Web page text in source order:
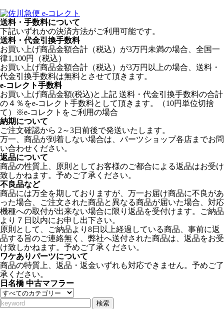
送料・手数料について
下記いずれかの決済方法がご利用可能です。
送料・代金引換手数料
お買い上げ商品金額合計（税込）が3万円未満の場合、全国一
律1,100円（税込）
お買い上げ商品金額合計（税込）が3万円以上の場合、送料・
代金引換手数料は無料とさせて頂きます。
e-コレクト手数料
お買い上げ商品金額(税込)と上記 送料・代金引換手数料の合計
の４％をe-コレクト手数料として頂きます。（10円単位切捨
て）※e-コレクトをご利用の場合
納期について
ご注文確認から 2～3日前後で発送いたします。
万一、商品が到着しない場合は、パーツショップ各店までお問
い合わせください。
返品について
商品の性質上、原則としてお客様のご都合による返品はお受け
致しかねます。予めご了承ください。
不良品など
商品には万全を期しておりますが、万一お届け商品に不良があ
った場合、ご注文された商品と異なる商品が届いた場合、対応
機種への取付が出来ない場合に限り返品を受付けます。ご納品
より７日以内にお申し出下さい。
原則として、ご納品より8日以上経過している商品、事前に返
品する旨のご連絡無く、弊社へ送付された商品は、返品をお受
け致しかねます。予めご了承ください。
ワケありパーツについて
商品の特質上、返品・返金いずれも対応できません。予めご了
承ください。
日名橋 中古マフラー
検索